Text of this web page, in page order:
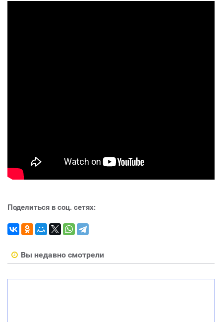
Поделиться в соц. сетях:
Вы недавно смотрели